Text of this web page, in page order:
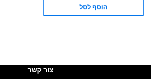
הוסף לסל
צור קשר